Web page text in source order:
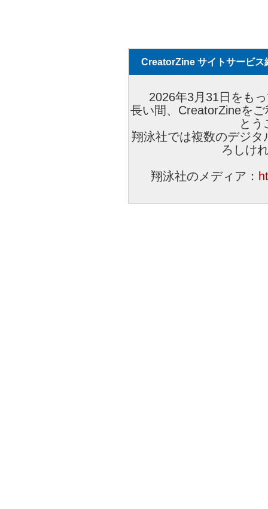
CreatorZine サイトサービス
2026年3月31日をも
長い間、CreatorZineを
とう
翔泳社では複数のデジ
ろしけ
翔泳社のメディア：